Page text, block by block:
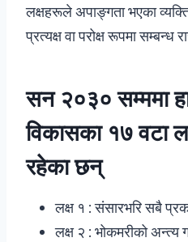
लक्षहरूले अपाङ्गता भएका
प्रत्यक्ष वा परोक्ष रूपमा सम्बन्ध
सन २०३० सम्ममा
विकासका १७ वटा
रहेका छन्
लक्ष १ : संसारभरि सबै
लक्ष २ : भोकमरीको अन्त्य